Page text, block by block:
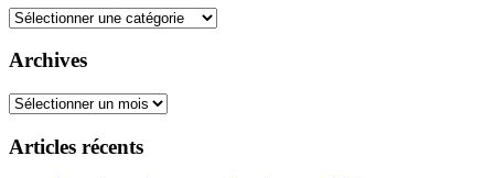
Catégories
Archives
Archives
Articles récents